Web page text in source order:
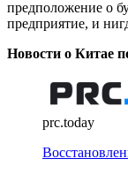
предположение о
предприятие, и
Новости о Китае
prc.today